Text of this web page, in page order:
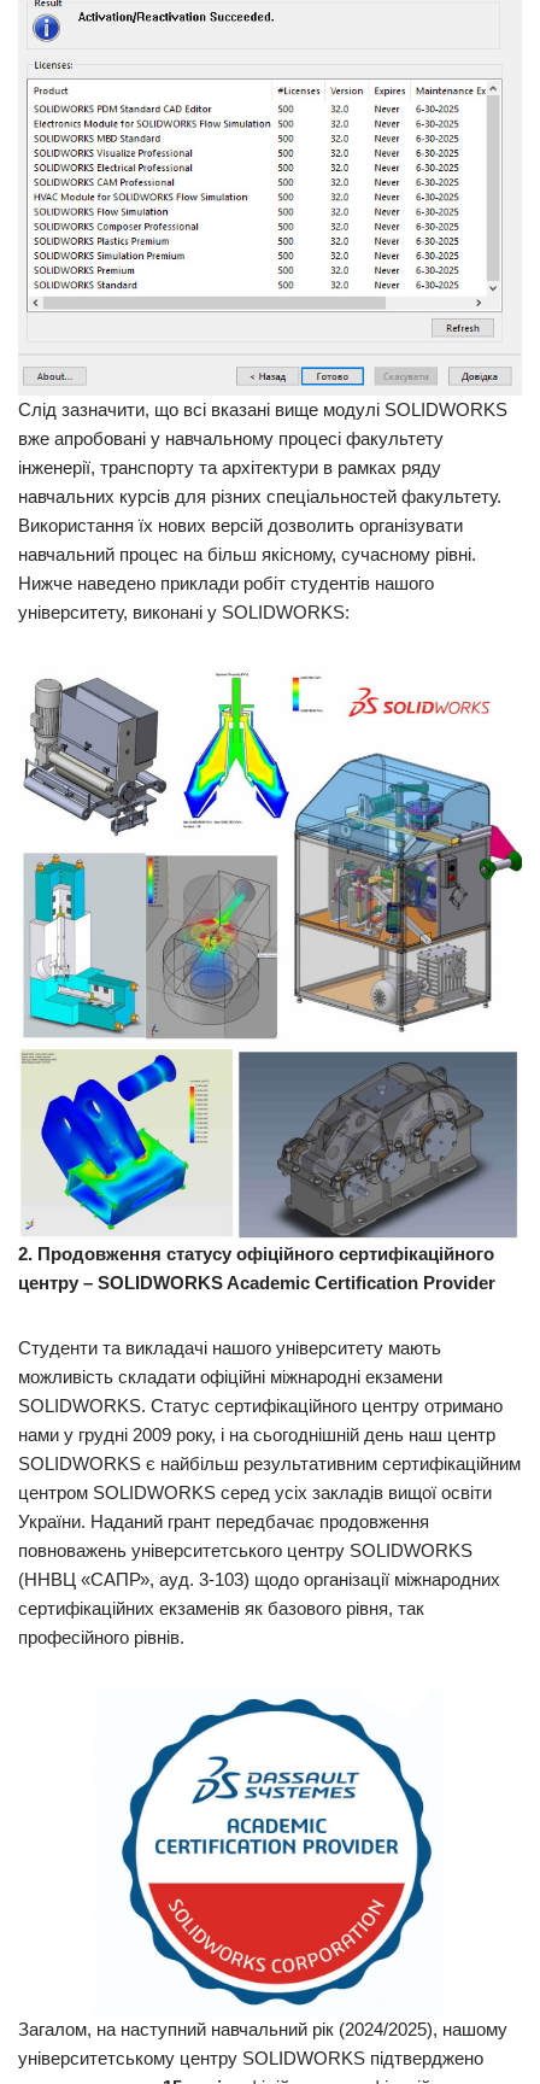
Слід зазначити, що всі вказані вище модулі SOLIDWORKS
вже апробовані у навчальному процесі факультету
інженерії, транспорту та архітектури в рамках ряду
навчальних курсів для різних спеціальностей факультету.
Використання їх нових версій дозволить організувати
навчальний процес на більш якісному, сучасному рівні.
Нижче наведено приклади робіт студентів нашого
університету, виконані у SOLIDWORKS:
2. Продовження статусу офіційного сертифікаційного
центру – SOLIDWORKS Academic Certification Provider
Студенти та викладачі нашого університету мають
можливість складати офіційні міжнародні екзамени
SOLIDWORKS. Статус сертифікаційного центру отримано
нами у грудні 2009 року, і на сьогоднішній день наш центр
SOLIDWORKS є найбільш результативним сертифікаційним
центром SOLIDWORKS серед усіх закладів вищої освіти
України. Наданий грант передбачає продовження
повноважень університетського центру SOLIDWORKS
(ННВЦ «САПР», ауд. 3-103) щодо організації міжнародних
сертифікаційних екзаменів як базового рівня, так
професійного рівнів.
Загалом, на наступний навчальний рік (2024/2025), нашому
університетському центру SOLIDWORKS підтверджено